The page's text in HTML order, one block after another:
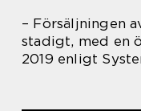
– Försäljningen
stadigt, med en
2019 enligt